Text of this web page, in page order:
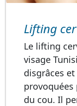
Lifting
Le lifting
visage
disgrâces
du cou. Il